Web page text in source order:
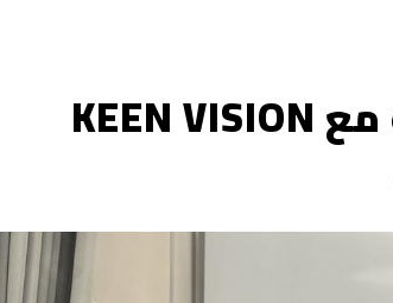
الضاحي يوقع اتفاقية شراكة مع KEEN VISION